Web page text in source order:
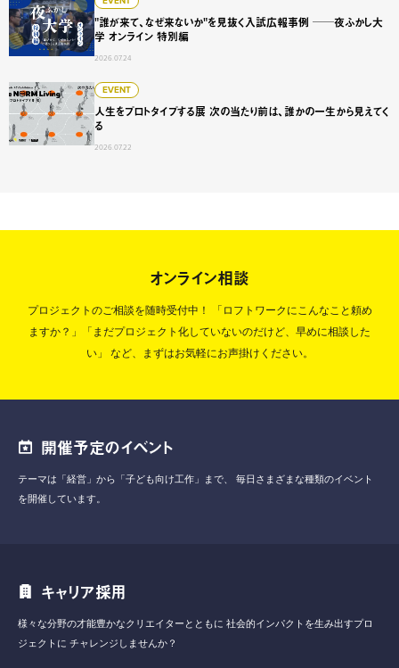
"誰が来て、なぜ来ないか"を見抜く入試広報事例 ──夜ふかし大
学 オンライン 特別編
2026.07.24
"誰が来て、なぜ来ないか"を見抜く入試広報事例 ──夜ふか
EVENT
人生をプロトタイプする展 次の当たり前は、誰かの一生から見えてく
る
2026.07.22
人生をプロトタイプする展 次の当たり前は、誰かの一生か
オンライン相談
プロジェクトのご相談を随時受付中！
「ロフトワークにこんなこと頼め
ますか？」「まだプロジェクト化していないのだけど、早めに相談した
い」
など、まずはお気軽にお声掛けください。
開催予定のイベント
テーマは「経営」から「子ども向け工作」まで、
毎日さまざまな種類のイベント
を開催しています。
キャリア採用
様々な分野の才能豊かなクリエイターとともに 社会的インパクトを生み出すプロ
ジェクトに チャレンジしませんか？